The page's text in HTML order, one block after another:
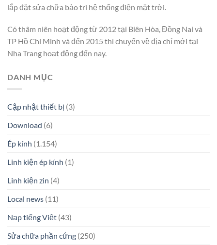
lắp đặt sửa chữa bảo trì hệ thống điện mặt trời.
Có thâm niên hoạt động từ 2012 tại Biên Hòa, Đồng Nai và
TP Hồ Chí Minh và đến 2015 thì chuyển về địa chỉ mới tại
Nha Trang hoạt động đến nay.
DANH MỤC
Cập nhật thiết bị (3)
Download (6)
Ép kính (1.154)
Linh kiện ép kính (1)
Linh kiện zin (4)
Local news (11)
Nạp tiếng Việt (43)
Sửa chữa phần cứng (250)